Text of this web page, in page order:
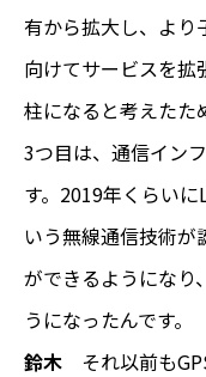
有から拡大し、より
向けてサービスを拡
柱になると考えたた
3つ目は、通信イン
す。2019年くらい
いう無線通信技術
ができるようになり
うになったんです。
鈴木 それ以前も